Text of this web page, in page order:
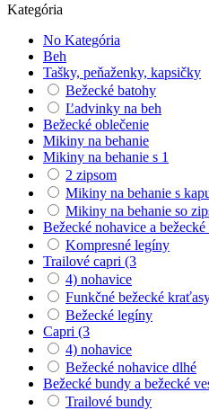
Kategória
No Kategória
Beh
Tašky, peňaženky, kapsičky
Bežecké batohy
Ľadvinky na beh
Bežecké oblečenie
Mikiny na behanie
Mikiny na behanie s 1
2 zipsom
Mikiny na behanie s
Mikiny na behanie so
Bežecké nohavice a
Kompresné legíny
Trailové capri (3
4) nohavice
Funkčné bežecké
Bežecké legíny
Capri (3
4) nohavice
Bežecké nohavice dlhé
Bežecké bundy a bežecké
Trailové bundy